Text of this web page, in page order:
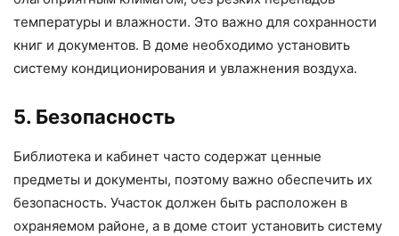
температуры и влажности. Это важно для сохранности
книг и документов. В доме необходимо установить
систему кондиционирования и увлажнения воздуха.
5. Безопасность
Библиотека и кабинет часто содержат ценные
предметы и документы, поэтому важно обеспечить их
безопасность. Участок должен быть расположен в
охраняемом районе, а в доме стоит установить систему